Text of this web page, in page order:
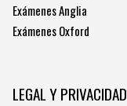
Exámenes Anglia
Exámenes Oxford
LEGAL Y PRIVACIDAD